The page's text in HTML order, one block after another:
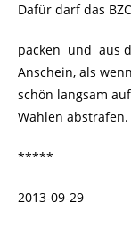
Dafür darf das
packen und aus
Anschein, als
schön langsam
Wahlen abstrafen.
*****
2013-09-29